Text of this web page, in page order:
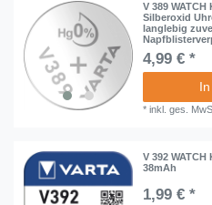
V 389
Silberoxid
langlebig
4,99 € *
*inkl. ges.
V 392
38mAh
1,99 € *